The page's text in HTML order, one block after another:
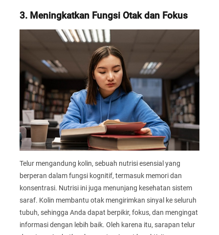
3. Meningkatkan Fungsi Otak dan Fokus
Telur mengandung kolin, sebuah nutrisi esensial yang
berperan dalam fungsi kognitif, termasuk memori dan
konsentrasi. Nutrisi ini juga menunjang kesehatan sistem
saraf. Kolin membantu otak mengirimkan sinyal ke seluruh
tubuh, sehingga Anda dapat berpikir, fokus, dan mengingat
informasi dengan lebih baik. Oleh karena itu, sarapan telur